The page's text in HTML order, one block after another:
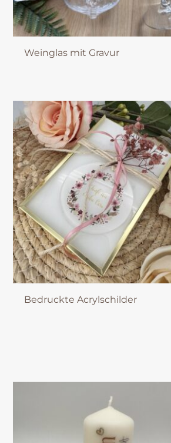
Weinglas mit Gravur
Bedruckte Acrylschilder